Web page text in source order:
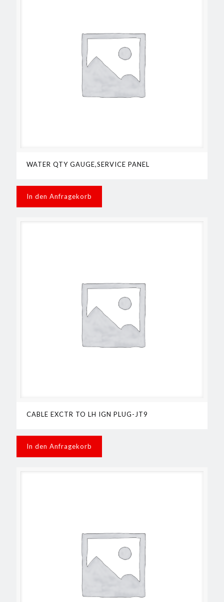
WATER QTY GAUGE,SERVICE PANEL
In den Anfragekorb
CABLE EXCTR TO LH IGN PLUG-JT9
In den Anfragekorb